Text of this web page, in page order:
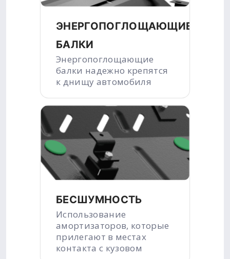
ЭНЕРГОПОГЛОЩАЮЩИЕ
БАЛКИ
Энергопоглощающие
балки надежно крепятся
к днищу автомобиля
БЕСШУМНОСТЬ
Использование
амортизаторов, которые
прилегают в местах
контакта с кузовом